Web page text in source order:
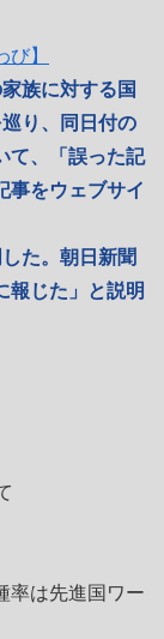
】
族に対する国
り、同日付の
て、「誤った記
事をウェブサイ
た。朝日新聞
報じた」と説明
率は先進国ワー